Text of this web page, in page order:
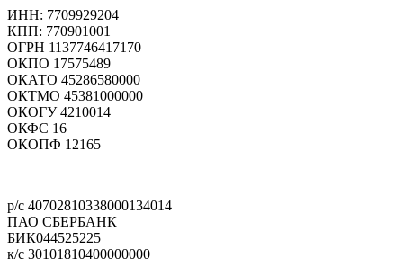
ИНН: 7709929204
КПП: 770901001
ОГРН 1137746417170
ОКПО 17575489
ОКАТО 45286580000
ОКТМО 45381000000
ОКОГУ 4210014
ОКФС 16
ОКОПФ 12165
р/с 40702810338000134014
ПАО СБЕРБАНК
БИК044525225
к/с 30101810400000000